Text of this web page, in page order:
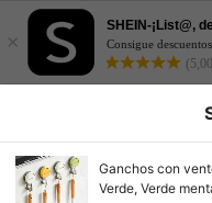
×
SHEIN-¡List@,
Consigue
Ganchos con
Verde, Verde